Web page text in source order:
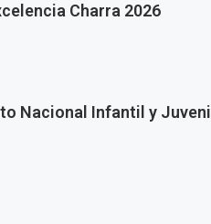
Charra 2026
Nacional Infantil y Juvenil